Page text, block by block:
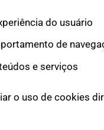
do usuário
de
e serviços
o uso de cookies